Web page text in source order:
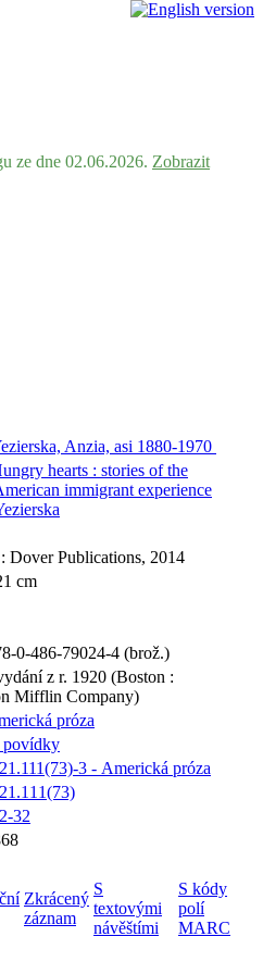
ze dne 02.06.2026. Zobrazit
Anzia, asi 1880-1970
hearts : stories of the
immigrant experience
Dover Publications, 2014
cm
0-486-79024-4 (brož.)
z r. 1920 (Boston :
Mifflin Company)
próza
3 - Americká próza
32
Zkrácený
záznam
S
textovými
návěštími
S kódy
polí
MARC